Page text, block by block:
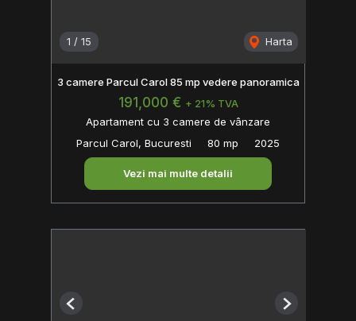
1 / 15 Harta
3 camere Parcul Carol 85 mp vedere panoramica
191,000 € + 21% TVA
Apartament cu 3 camere de vânzare
Parcul Carol, Bucuresti
80 mp 2025
Vezi mai multe detalii
Previous Next